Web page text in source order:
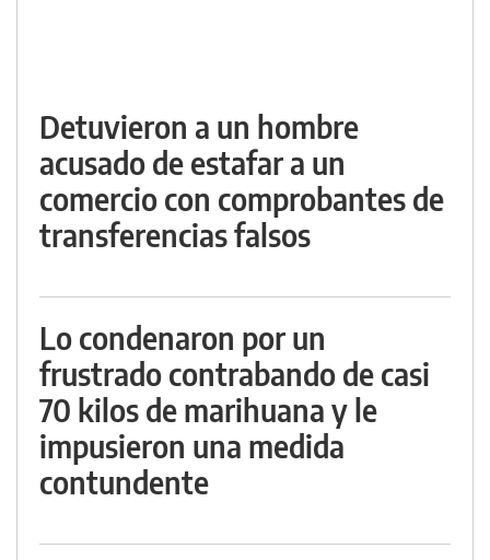
Detuvieron a un hombre
acusado de estafar a un
comercio con comprobantes de
transferencias falsos
Lo condenaron por un
frustrado contrabando de casi
70 kilos de marihuana y le
impusieron una medida
contundente